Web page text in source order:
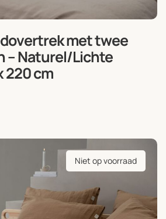
met twee
– Naturel/Lichte
220 cm
Niet op voorraad